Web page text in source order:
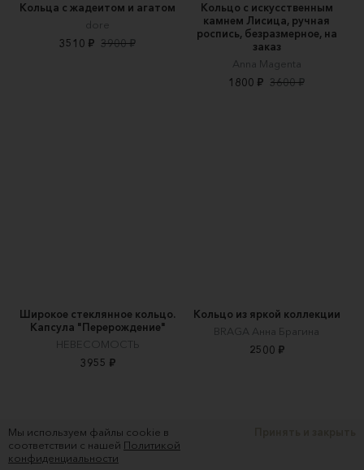
Кольца с жадеитом и агатом
dore
3510 ₽ 3900 ₽
Кольцо с искусственным
камнем Лисица, ручная
роспись, безразмерное, на
заказ
Anna Magenta
1800 ₽ 3600 ₽
Широкое стеклянное кольцо.
Капсула "Перерождение"
НЕВЕСОМОСТЬ
3955 ₽
Кольцо из яркой коллекции
BRAGA Анна Брагина
2500 ₽
Мы используем файлы cookie в
соответствии с нашей Политикой
конфиденциальности